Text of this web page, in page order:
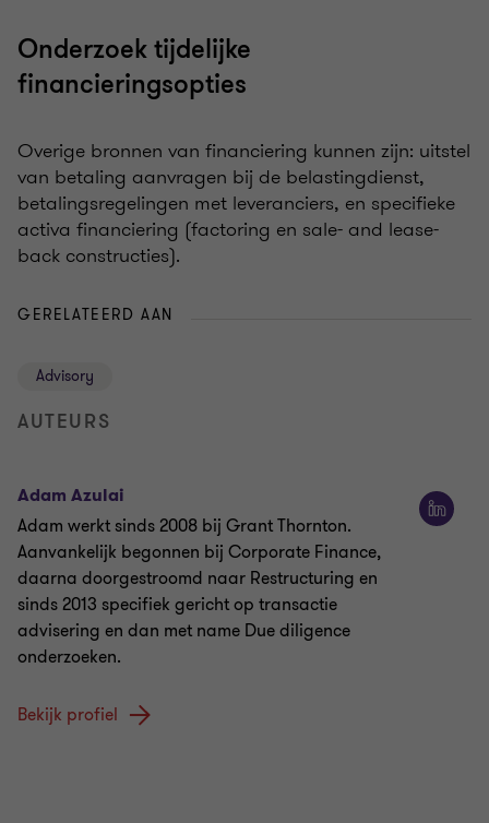
Onderzoek tijdelijke
financieringsopties
Overige bronnen van financiering kunnen zijn: uitstel
van betaling aanvragen bij de belastingdienst,
betalingsregelingen met leveranciers, en specifieke
activa financiering (factoring en sale- and lease-
back constructies).
GERELATEERD AAN
Advisory
AUTEURS
Adam Azulai
Adam werkt sinds 2008 bij Grant Thornton.
Aanvankelijk begonnen bij Corporate Finance,
daarna doorgestroomd naar Restructuring en
sinds 2013 specifiek gericht op transactie
advisering en dan met name Due diligence
onderzoeken.
Bekijk profiel